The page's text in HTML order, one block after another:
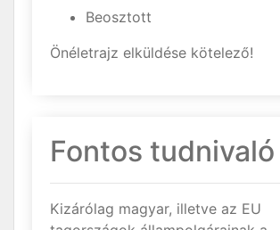
Beosztott
Önéletrajz elküldése kötelező!
Fontos tudnivaló
Kizárólag magyar, illetve az EU